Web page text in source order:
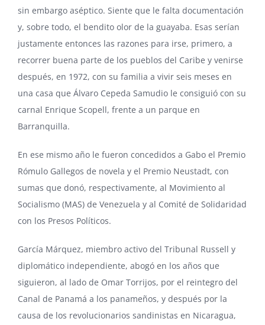
sin embargo aséptico. Siente que le falta documentación
y, sobre todo, el bendito olor de la guayaba. Esas serían
justamente entonces las razones para irse, primero, a
recorrer buena parte de los pueblos del Caribe y venirse
después, en 1972, con su familia a vivir seis meses en
una casa que Álvaro Cepeda Samudio le consiguió con su
carnal Enrique Scopell, frente a un parque en
Barranquilla.
En ese mismo año le fueron concedidos a Gabo el Premio
Rómulo Gallegos de novela y el Premio Neustadt, con
sumas que donó, respectivamente, al Movimiento al
Socialismo (MAS) de Venezuela y al Comité de Solidaridad
con los Presos Políticos.
García Márquez, miembro activo del Tribunal Russell y
diplomático independiente, abogó en los años que
siguieron, al lado de Omar Torrijos, por el reintegro del
Canal de Panamá a los panameños, y después por la
causa de los revolucionarios sandinistas en Nicaragua,